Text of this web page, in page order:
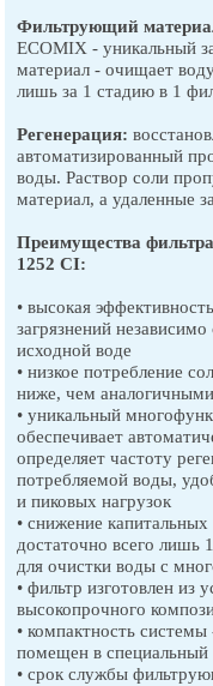
Фильтрующий
ECOMIX - уникальный
материал - очищает
лишь за 1 стадию в 1
Регенерация:
автоматизированный
воды. Раствор соли
материал, а удаленные
Преимущества
1252 CI:
• высокая
загрязнений
исходной воде
• низкое потребление
ниже, чем
• уникальный
обеспечивает
определяет частоту
потребляемой воды,
и пиковых нагрузок
• снижение
достаточно всего лишь
для очистки воды с
• фильтр изготовлен из
высокопрочного
• компактность
помещен в специальный
• срок службы